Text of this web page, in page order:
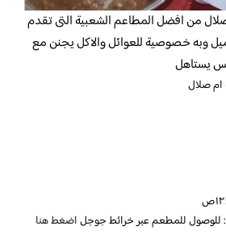
من افضل المطاعم الشعبية التى تقدم
وبه خصوصية للعوائل والاكل يجنن مع
يستاهل
ام صلال
: للوصول للمطعم عبر خرائط جوجلاضغط هنا